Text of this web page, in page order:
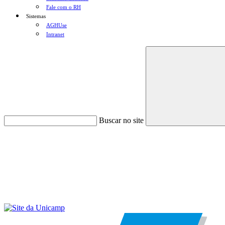
Fale com o RH
Sistemas
AGHUse
Intranet
Buscar no site